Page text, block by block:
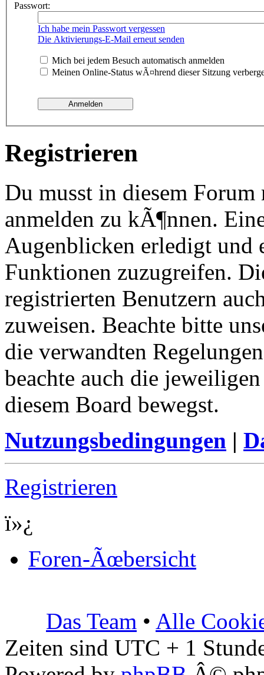
Passwort:
Ich habe mein Passwort vergessen
Die Aktivierungs-E-Mail erneut senden
Mich bei jedem Besuch automatisch anmelden
Meinen Online-Status wÃ¤hrend dieser Sitzung
Registrieren
Du musst in diesem
anmelden zu kÃ¶nnen.
Augenblicken erledigt und
Funktionen zuzugreifen.
registrierten Benutzern
zuweisen. Beachte bitte
die verwandten
beachte auch die
diesem Board bewegst.
Nutzungsbedingungen |
Registrieren
ï»¿
Foren-Ãœbersicht
Das Team • Alle
Zeiten sind UTC + 1